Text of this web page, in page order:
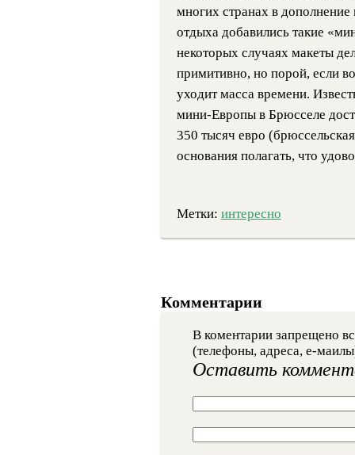
многих странах в
отдыха добавились такие
некоторых случаях макеты
примитивно, но порой, если
уходит масса времени.
мини-Европы в Брюсселе
350 тысяч евро
основания полагать, что
Метки: интересно
Комментарии
В коментарии запрещено
(телефоны, адреса, е-
Оставить